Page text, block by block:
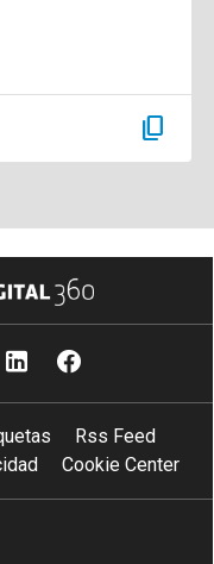
content_copy
Rss Feed
Cookie Center